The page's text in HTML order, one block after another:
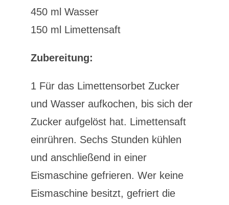
450 ml Wasser
150 ml Limettensaft
Zubereitung:
1 Für das Limettensorbet Zucker
und Wasser aufkochen, bis sich der
Zucker aufgelöst hat. Limettensaft
einrühren. Sechs Stunden kühlen
und anschließend in einer
Eismaschine gefrieren. Wer keine
Eismaschine besitzt, gefriert die